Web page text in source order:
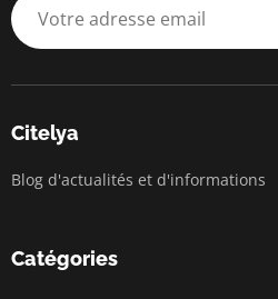
Citelya
Blog d'actualités et d'informations
Catégories